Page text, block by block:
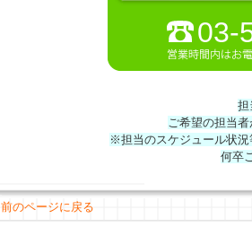
03-
担
ご希望の担当
※担当のスケジュール状況
何卒
前のページに戻る